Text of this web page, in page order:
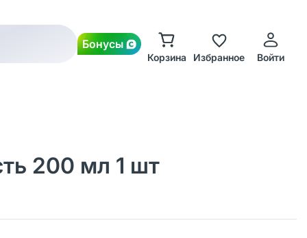
Бонусы
Корзина Избранное Войти
200 мл 1 шт